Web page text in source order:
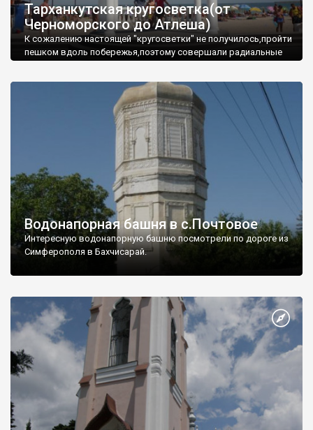
Тарханкутская кругосветка(от
Черноморского до Атлеша)
К сожалению настоящей "кругосветки" не получилось,пройти
пешком вдоль побережья,поэтому совершали радиальные
Водонапорная башня в с.Почтовое
Интересную водонапорную башню посмотрели по дороге из
Симферополя в Бахчисарай.